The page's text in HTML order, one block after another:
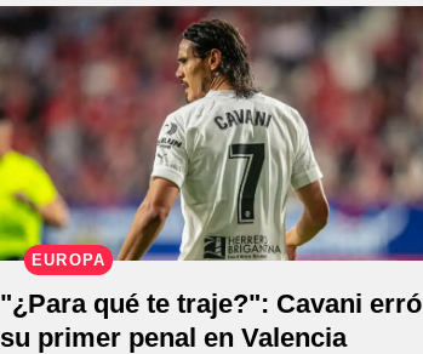
EUROPA
"¿Para qué te traje?": Cavani erró
su primer penal en Valencia